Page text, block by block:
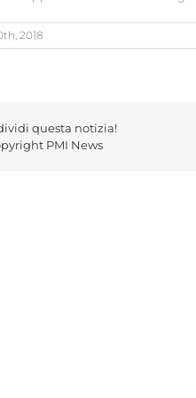
2018
questa notizia!
PMI News